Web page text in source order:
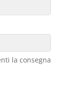
la consegna